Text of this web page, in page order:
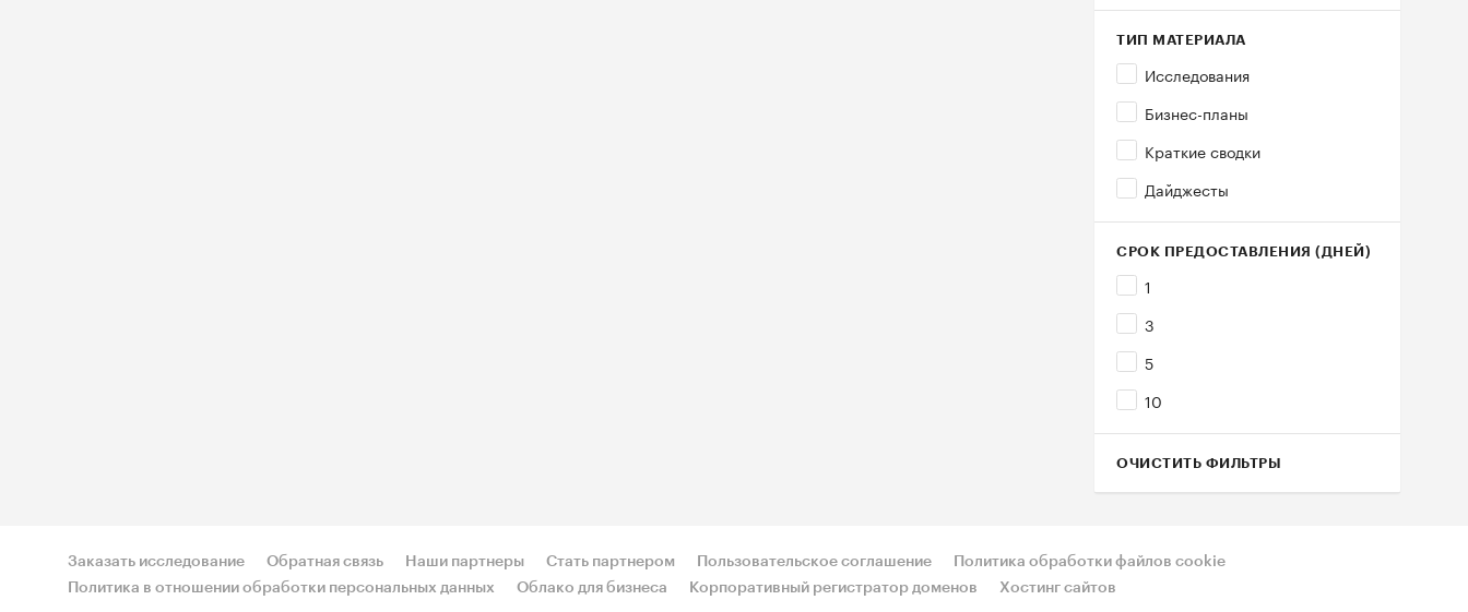
ТИП МАТЕРИАЛА
Исследования
Бизнес-планы
Краткие сводки
Дайджесты
СРОК ПРЕДОСТАВЛЕНИЯ (ДНЕЙ)
1
3
5
10
ОЧИСТИТЬ ФИЛЬТРЫ
Заказать исследование Обратная связь Наши партнеры Стать партнером Пользовательское соглашение
Политика обработки файлов cookie
Политика в отношении обработки персональных данных
Облако для бизнеса Корпоративный регистратор доменов Хостинг сайтов